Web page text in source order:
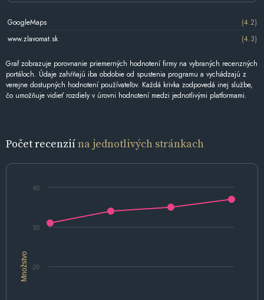
GoogleMaps
(4.2)
www.zlavomat.sk
(4.3)
Graf zobrazuje porovnanie priemerných hodnotení firmy na vybraných recenzných
portáloch. Údaje zahŕňajú iba obdobie od spustenia programu a vychádzajú z
verejne dostupných hodnotení používateľov. Každá krivka zodpovedá inej službe,
čo umožňuje vidieť rozdiely v úrovni hodnotení medzi jednotlivými platformami.
Počet recenziína jednotlivých stránkach
Množstvo 20
30
40